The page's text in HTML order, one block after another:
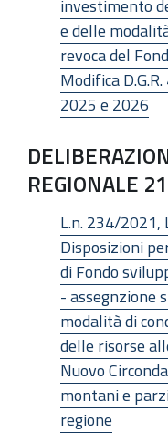
investimento
e delle
revoca del
Modifica
2025 e 2026
REGIONALE
L.n. 234/2021,
Disposizioni
di Fondo
- assegnzione
modalità di
delle risorse
Nuovo
montani e
regione